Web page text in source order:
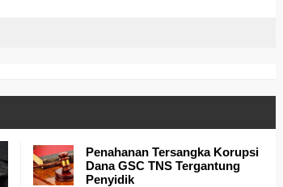
Penahanan Tersangka Korupsi
Dana GSC TNS Tergantung
Penyidik